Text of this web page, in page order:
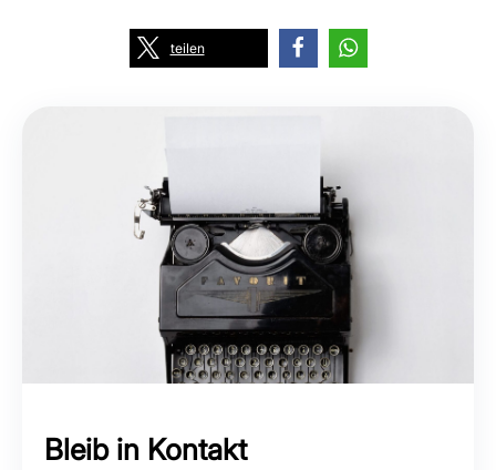
teilen
Bleib in Kontakt